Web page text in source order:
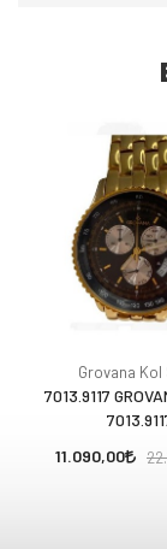
Grovana Kol
7013.9117
11.090,00